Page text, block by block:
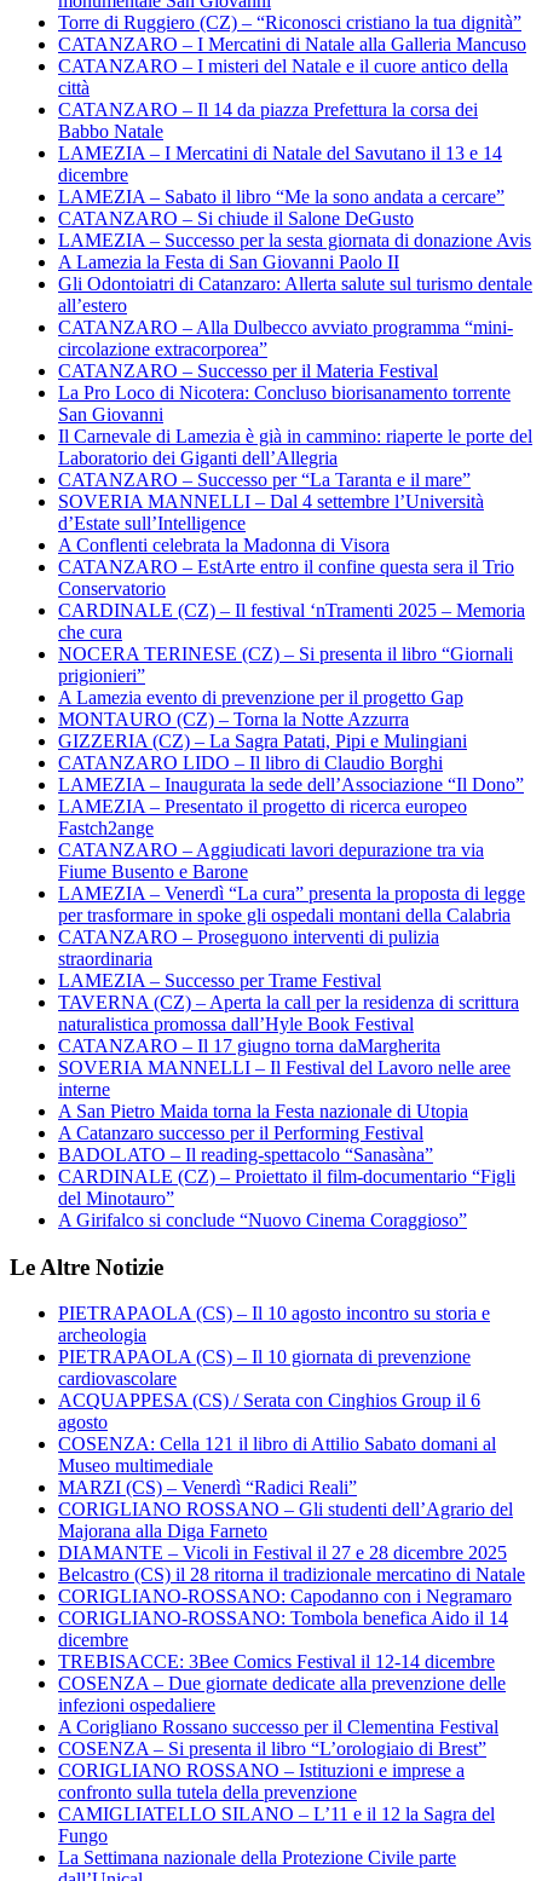
Torre di Ruggiero (CZ) – “Riconosci cristiano la tua dignità”
CATANZARO – I Mercatini di Natale alla Galleria Mancuso
CATANZARO – I misteri del Natale e il cuore antico della
città
CATANZARO – Il 14 da piazza Prefettura la corsa dei
Babbo Natale
LAMEZIA – I Mercatini di Natale del Savutano il 13 e 14
dicembre
LAMEZIA – Sabato il libro “Me la sono andata a cercare”
CATANZARO – Si chiude il Salone DeGusto
LAMEZIA – Successo per la sesta giornata di donazione Avis
A Lamezia la Festa di San Giovanni Paolo II
Gli Odontoiatri di Catanzaro: Allerta salute sul turismo dentale
all’estero
CATANZARO – Alla Dulbecco avviato programma “mini-
circolazione extracorporea”
CATANZARO – Successo per il Materia Festival
La Pro Loco di Nicotera: Concluso biorisanamento torrente
San Giovanni
Il Carnevale di Lamezia è già in cammino: riaperte le porte del
Laboratorio dei Giganti dell’Allegria
CATANZARO – Successo per “La Taranta e il mare”
SOVERIA MANNELLI – Dal 4 settembre l’Università
d’Estate sull’Intelligence
A Conflenti celebrata la Madonna di Visora
CATANZARO – EstArte entro il confine questa sera il Trio
Conservatorio
CARDINALE (CZ) – Il festival ‘nTramenti 2025 – Memoria
che cura
NOCERA TERINESE (CZ) – Si presenta il libro “Giornali
prigionieri”
A Lamezia evento di prevenzione per il progetto Gap
MONTAURO (CZ) – Torna la Notte Azzurra
GIZZERIA (CZ) – La Sagra Patati, Pipi e Mulingiani
CATANZARO LIDO – Il libro di Claudio Borghi
LAMEZIA – Inaugurata la sede dell’Associazione “Il Dono”
LAMEZIA – Presentato il progetto di ricerca europeo
Fastch2ange
CATANZARO – Aggiudicati lavori depurazione tra via
Fiume Busento e Barone
LAMEZIA – Venerdì “La cura” presenta la proposta di legge
per trasformare in spoke gli ospedali montani della Calabria
CATANZARO – Proseguono interventi di pulizia
straordinaria
LAMEZIA – Successo per Trame Festival
TAVERNA (CZ) – Aperta la call per la residenza di scrittura
naturalistica promossa dall’Hyle Book Festival
CATANZARO – Il 17 giugno torna daMargherita
SOVERIA MANNELLI – Il Festival del Lavoro nelle aree
interne
A San Pietro Maida torna la Festa nazionale di Utopia
A Catanzaro successo per il Performing Festival
BADOLATO – Il reading-spettacolo “Sanasàna”
CARDINALE (CZ) – Proiettato il film-documentario “Figli
del Minotauro”
A Girifalco si conclude “Nuovo Cinema Coraggioso”
Le Altre Notizie
PIETRAPAOLA (CS) – Il 10 agosto incontro su storia e
archeologia
PIETRAPAOLA (CS) – Il 10 giornata di prevenzione
cardiovascolare
ACQUAPPESA (CS) / Serata con Cinghios Group il 6
agosto
COSENZA: Cella 121 il libro di Attilio Sabato domani al
Museo multimediale
MARZI (CS) – Venerdì “Radici Reali”
CORIGLIANO ROSSANO – Gli studenti dell’Agrario del
Majorana alla Diga Farneto
DIAMANTE – Vicoli in Festival il 27 e 28 dicembre 2025
Belcastro (CS) il 28 ritorna il tradizionale mercatino di Natale
CORIGLIANO-ROSSANO: Capodanno con i Negramaro
CORIGLIANO-ROSSANO: Tombola benefica Aido il 14
dicembre
TREBISACCE: 3Bee Comics Festival il 12-14 dicembre
COSENZA – Due giornate dedicate alla prevenzione delle
infezioni ospedaliere
A Corigliano Rossano successo per il Clementina Festival
COSENZA – Si presenta il libro “L’orologiaio di Brest”
CORIGLIANO ROSSANO – Istituzioni e imprese a
confronto sulla tutela della prevenzione
CAMIGLIATELLO SILANO – L’11 e il 12 la Sagra del
Fungo
La Settimana nazionale della Protezione Civile parte